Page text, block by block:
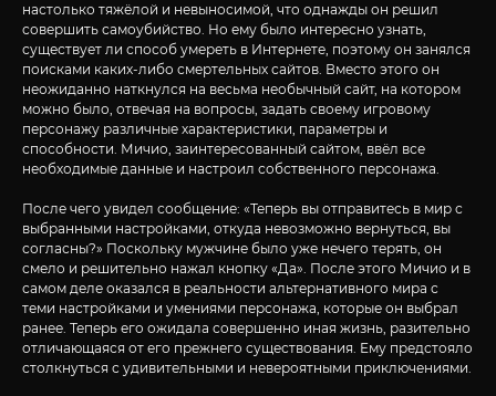
настолько тяжёлой и невыносимой, что однажды он решил
совершить самоубийство. Но ему было интересно узнать,
существует ли способ умереть в Интернете, поэтому он занялся
поисками каких-либо смертельных сайтов. Вместо этого он
неожиданно наткнулся на весьма необычный сайт, на котором
можно было, отвечая на вопросы, задать своему игровому
персонажу различные характеристики, параметры и
способности. Мичио, заинтересованный сайтом, ввёл все
необходимые данные и настроил собственного персонажа.
После чего увидел сообщение: «Теперь вы отправитесь в мир с
выбранными настройками, откуда невозможно вернуться, вы
согласны?» Поскольку мужчине было уже нечего терять, он
смело и решительно нажал кнопку «Да». После этого Мичио и в
самом деле оказался в реальности альтернативного мира с
теми настройками и умениями персонажа, которые он выбрал
ранее. Теперь его ожидала совершенно иная жизнь, разительно
отличающаяся от его прежнего существования. Ему предстояло
столкнуться с удивительными и невероятными приключениями.